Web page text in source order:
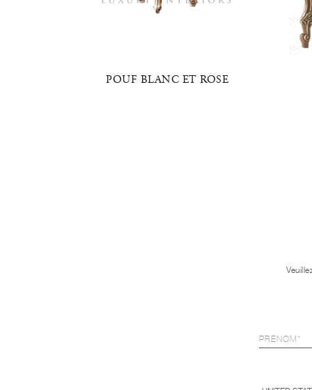
POUF BLANC ET ROSE